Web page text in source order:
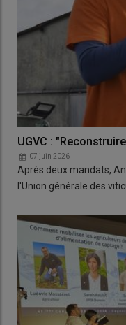
UGVC :
07 juin 2026
Après deux mandats,
l'Union générale des